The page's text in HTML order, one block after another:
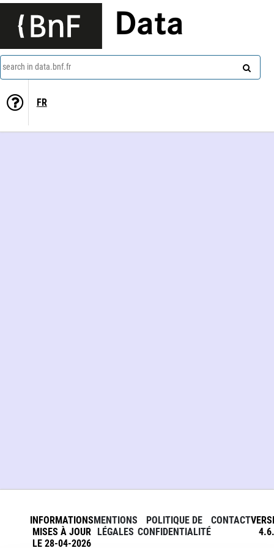
Data
search in data.bnf.fr
FR
INFORMATIONS
MISES À JOUR
LE 28-04-2026
MENTIONS
LÉGALES
POLITIQUE DE
CONFIDENTIALITÉ
CONTACT